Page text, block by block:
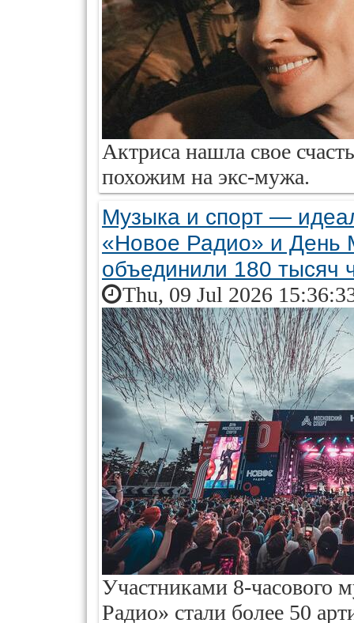
Актриса нашла свое
похожим на экс-мужа.
Музыка и спорт —
«Новое Радио» и День
объединили 180 тысяч
Thu, 09 Jul 2026
Участниками 8-часового
Радио» стали более 50